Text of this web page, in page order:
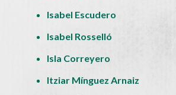
Isabel Escudero
Isabel Rosselló
Isla Correyero
Itziar Mínguez Arnaiz